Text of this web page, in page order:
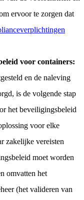
ervoor te zorgen dat
voor containers:
en de naleving
is de volgende stap
het beveiligingsbeleid
voor elke
zakelijke vereisten
moet worden
omvatten het
(het valideren van